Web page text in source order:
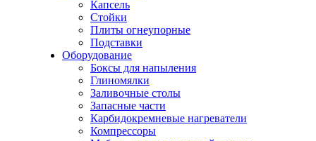
Капсель
Стойки
Плиты огнеупорные
Подставки
Оборудование
Боксы для напыления
Глиномялки
Заливочные столы
Запасные части
Карбидокремневые нагреватели
Компрессоры